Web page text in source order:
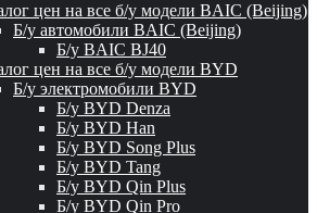
цен на все б/у модели BAIC (Beijing)
Б/у автомобили BAIC (Beijing)
Б/у BAIC BJ40
цен на все б/у модели BYD
Б/у электромобили BYD
Б/у BYD Denza
Б/у BYD Han
Б/у BYD Song Plus
Б/у BYD Tang
Б/у BYD Qin Plus
Б/у BYD Qin Pro